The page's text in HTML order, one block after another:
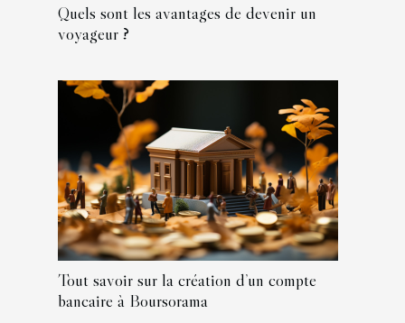
Quels sont les avantages de devenir un
voyageur ?
Tout savoir sur la création d’un compte
bancaire à Boursorama